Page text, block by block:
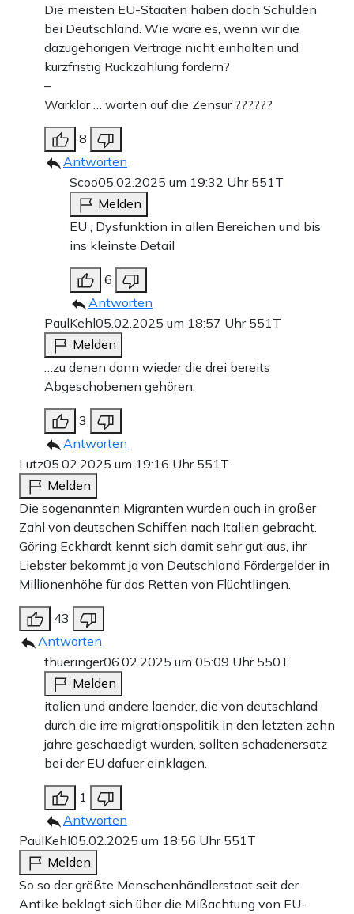
Die meisten EU-Staaten haben doch Schulden
bei Deutschland. Wie wäre es, wenn wir die
dazugehörigen Verträge nicht einhalten und
kurzfristig Rückzahlung fordern?
–
Warklar … warten auf die Zensur ??????
8
Antworten
Scoo05.02.2025 um 19:32 Uhr 551T
Melden
EU , Dysfunktion in allen Bereichen und bis
ins kleinste Detail
6
Antworten
PaulKehl05.02.2025 um 18:57 Uhr 551T
Melden
…zu denen dann wieder die drei bereits
Abgeschobenen gehören.
3
Antworten
Lutz05.02.2025 um 19:16 Uhr 551T
Melden
Die sogenannten Migranten wurden auch in großer
Zahl von deutschen Schiffen nach Italien gebracht.
Göring Eckhardt kennt sich damit sehr gut aus, ihr
Liebster bekommt ja von Deutschland Fördergelder in
Millionenhöhe für das Retten von Flüchtlingen.
43
Antworten
thueringer06.02.2025 um 05:09 Uhr 550T
Melden
italien und andere laender, die von deutschland
durch die irre migrationspolitik in den letzten zehn
jahre geschaedigt wurden, sollten schadenersatz
bei der EU dafuer einklagen.
1
Antworten
PaulKehl05.02.2025 um 18:56 Uhr 551T
Melden
So so der größte Menschenhändlerstaat seit der
Antike beklagt sich über die Mißachtung von EU-